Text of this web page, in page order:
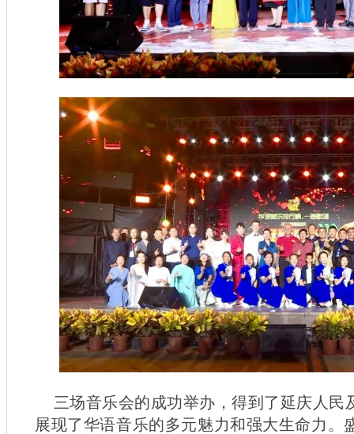
三场音乐会的成功举办，得到了延庆人民
展现了华语音乐的多元魅力和强大生命力。